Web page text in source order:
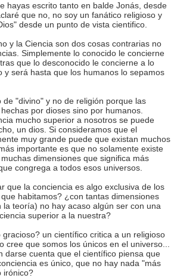
hayas escrito tanto en balde Jonás, desde
que no, no soy un fanático religioso y
desde un punto de vista cientifico.
y la Ciencia son dos cosas contrarias no
Simplemente lo conocido le concierne
que lo desconocido le concierne a lo
y será hasta que los humanos lo sepamos
de "divino" y no de religión porque las
por dioses sino por humanos.
mucho superior a nosotros se puede
un dios. Si consideramos que el
muy grande puede que existan muchos
importante es que no solamente existe
dimensiones que significa más
congrega a todos esos universos.
que la conciencia es algo exclusiva de los
habitamos? ¿con tantas dimensiones
la teoría) no hay acaso algún ser con una
superior a la nuestra?
gracioso? un científico critica a un religioso
cree que somos los únicos en el universo...
darse cuenta que el científico piensa que
es único, que no hay nada "más
irónico?